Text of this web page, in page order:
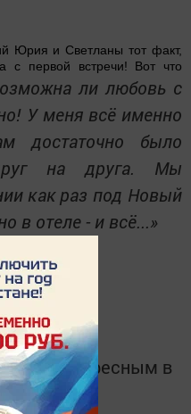
Юрия и Светланы тот факт,
с первой встречи! Вот что
ли любовь с
У меня всё именно
достаточно было
на друга. Мы
как раз под Новый
в отеле - и всё...»
и интересным в